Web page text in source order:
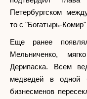
Петербургском
то с "Богатырь-
Еще ранее
Мельниченко,
Дерипаска. Всем
медведей в одной
бизнесменов